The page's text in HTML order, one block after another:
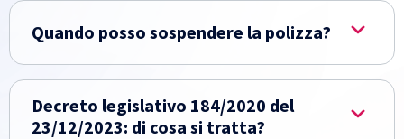
Quando posso sospendere la polizza?
Decreto legislativo 184/2020 del
23/12/2023: di cosa si tratta?